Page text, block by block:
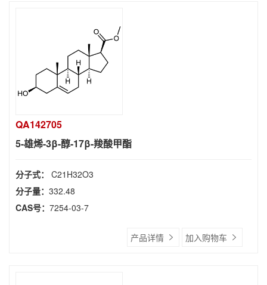
QA142705
5-雄烯-3β-醇-17β-羧酸甲酯
分子式： C21H32O3
分子量： 332.48
CAS号： 7254-03-7
产品详情 加入购物车